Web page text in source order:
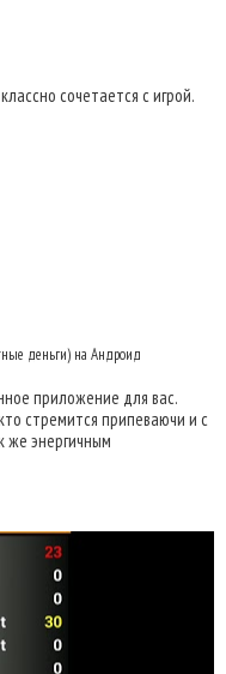
сочетается с игрой.
деньги) на Андроид
приложение для вас.
стремится припеваючи и с
же энергичным